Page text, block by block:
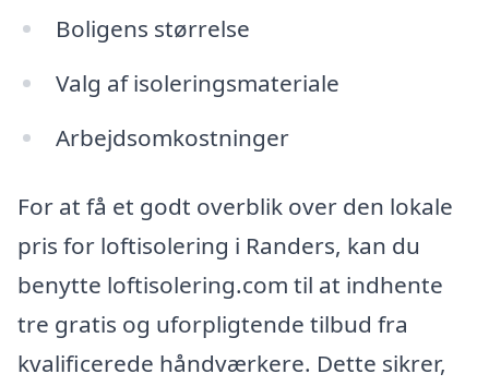
Boligens størrelse
Valg af isoleringsmateriale
Arbejdsomkostninger
For at få et godt overblik over den lokale
pris for loftisolering i Randers, kan du
benytte loftisolering.com til at indhente
tre gratis og uforpligtende tilbud fra
kvalificerede håndværkere. Dette sikrer,